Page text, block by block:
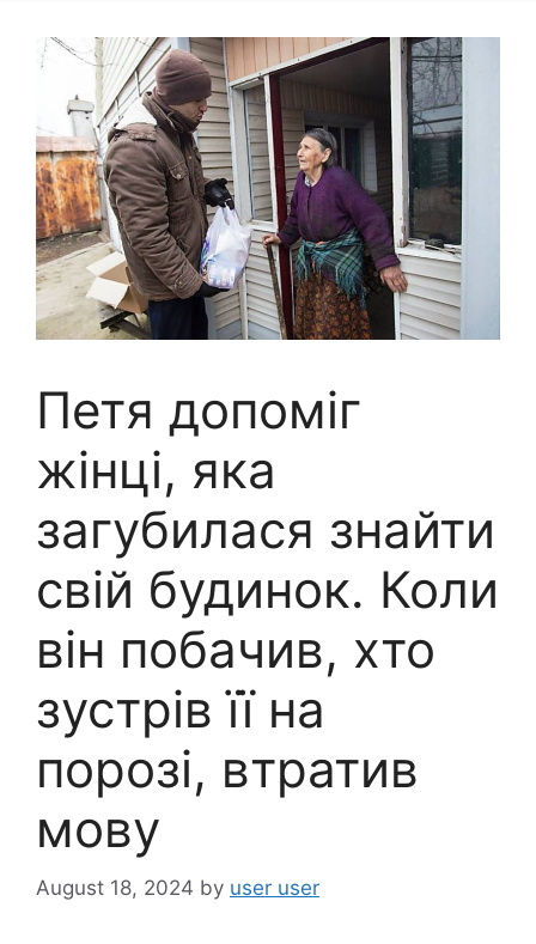
Петя допоміг
жінці, яка
загубилася знайти
свій будинок. Коли
він побачив, хто
зустрів її на
порозі, втратив
мову
August 18, 2024 by user user